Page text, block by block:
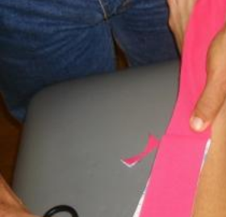
Libri
Video
Taping System®